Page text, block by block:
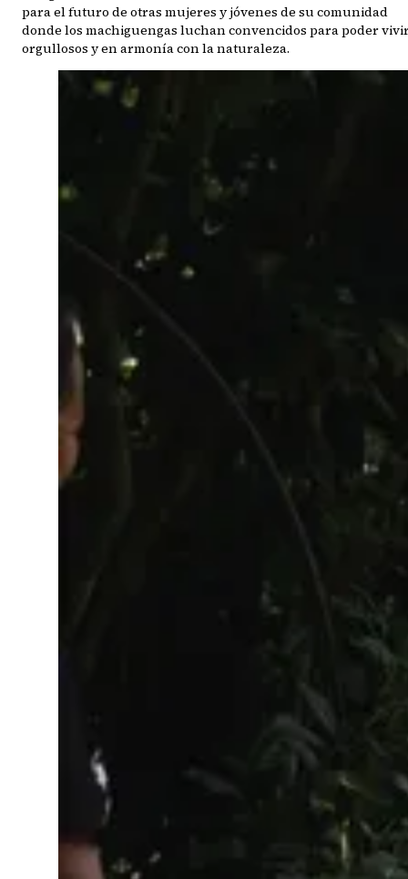
para el futuro de otras mujeres y jóvenes de su comunidad
donde los machiguengas luchan convencidos para poder
orgullosos y en armonía con la naturaleza.